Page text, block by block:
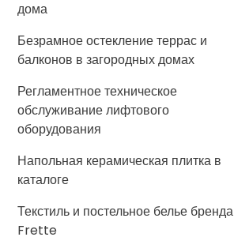
дома
Безрамное остекление террас и
балконов в загородных домах
Регламентное техническое
обслуживание лифтового
оборудования
Напольная керамическая плитка в
каталоге
Текстиль и постельное белье бренда
Frette